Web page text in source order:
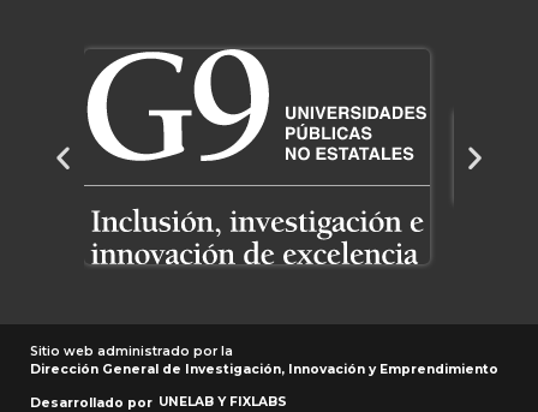
Sitio web administrado por la
Dirección General de Investigación, Innovación y Emprendimiento
Desarrollado por UNELAB Y FIXLABS